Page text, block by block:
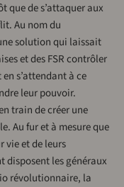
que de s’attaquer aux
Au nom du
solution qui laissait
et des FSR contrôler
s’attendant à ce
leur pouvoir.
train de créer une
Au fur et à mesure que
vie et de leurs
disposent les généraux
révolutionnaire, la